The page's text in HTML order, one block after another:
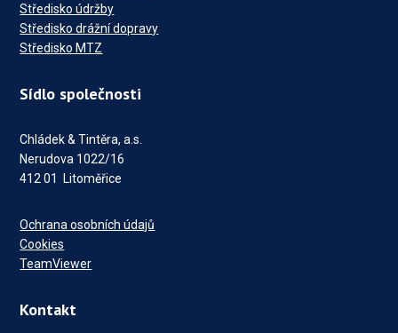
Středisko údržby
Středisko drážní dopravy
Středisko MTZ
Sídlo společnosti
Chládek & Tintěra, a.s.
Nerudova 1022/16
412 01 Litoměřice
Ochrana osobních údajů
Cookies
TeamViewer
Kontakt